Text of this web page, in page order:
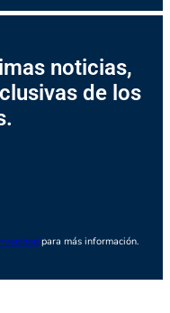
noticias,
de los
para más información.